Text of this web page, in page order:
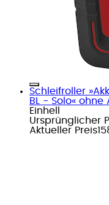
Schleifroller
BL - Solo«
Einhell
Ursprünglicher
Aktueller Preis